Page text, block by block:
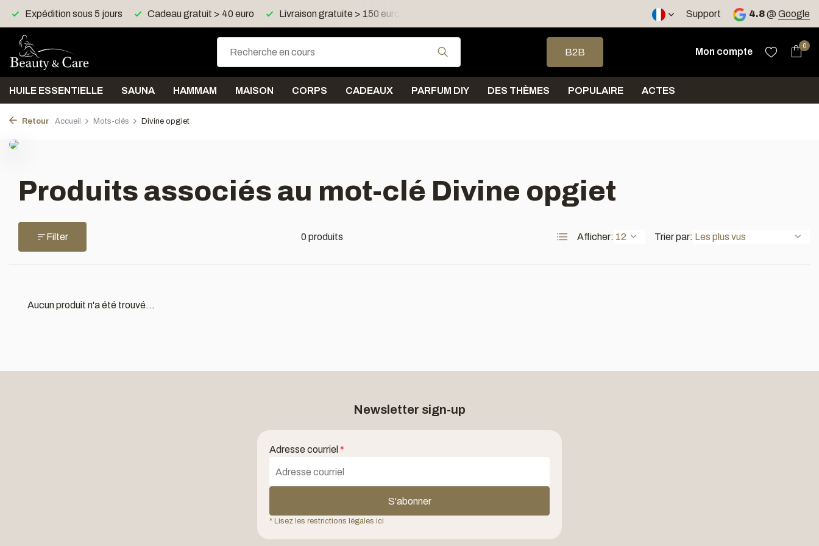
Expédition sous 5 jours Cadeau gratuit > 40 euro Livraison gratuite > 150 euro dans FR, LU, UK, IE, AT, PL, CZ, RO Expédition sous 5 jours Support 4.8@ Google
Utilisez les flèches haut et bas pour sélectionner le résultat disponible. Appuyez
B2B
Mon compte
0
HUILE ESSENTIELLE SAUNA HAMMAM MAISON CORPS CADEAUX PARFUM DIY DES THÈMES POPULAIRE ACTES
Retour Accueil Mots-clés Divine opgiet
Produits associés au mot-clé Divine opgiet
Filter 0 produits Afficher: Trier par:
Aucun produit n'a été trouvé...
Newsletter sign-up
Adresse courriel *
S'abonner
* Lisez les restrictions légales ici